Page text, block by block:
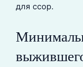
для ссор.